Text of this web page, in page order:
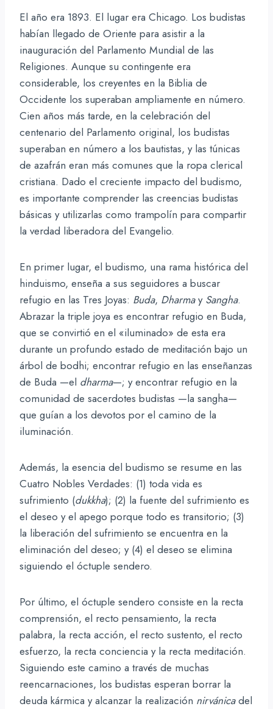
El año era 1893. El lugar era Chicago. Los budistas
habían llegado de Oriente para asistir a la
inauguración del Parlamento Mundial de las
Religiones. Aunque su contingente era
considerable, los creyentes en la Biblia de
Occidente los superaban ampliamente en número.
Cien años más tarde, en la celebración del
centenario del Parlamento original, los budistas
superaban en número a los bautistas, y las túnicas
de azafrán eran más comunes que la ropa clerical
cristiana. Dado el creciente impacto del budismo,
es importante comprender las creencias budistas
básicas y utilizarlas como trampolín para compartir
la verdad liberadora del Evangelio.
En primer lugar, el budismo, una rama histórica del
hinduismo, enseña a sus seguidores a buscar
refugio en las Tres Joyas: Buda, Dharmay Sangha.
Abrazar la triple joya es encontrar refugio en Buda,
que se convirtió en el «iluminado» de esta era
durante un profundo estado de meditación bajo un
árbol de bodhi; encontrar refugio en las enseñanzas
de Buda —el dharma—; y encontrar refugio en la
comunidad de sacerdotes budistas —la sangha—
que guían a los devotos por el camino de la
iluminación.
Además, la esencia del budismo se resume en las
Cuatro Nobles Verdades: (1) toda vida es
sufrimiento (dukkha); (2) la fuente del sufrimiento es
el deseo y el apego porque todo es transitorio; (3)
la liberación del sufrimiento se encuentra en la
eliminación del deseo; y (4) el deseo se elimina
siguiendo el óctuple sendero.
Por último, el óctuple sendero consiste en la recta
comprensión, el recto pensamiento, la recta
palabra, la recta acción, el recto sustento, el recto
esfuerzo, la recta conciencia y la recta meditación.
Siguiendo este camino a través de muchas
reencarnaciones, los budistas esperan borrar la
deuda kármica y alcanzar la realización nirvánicadel